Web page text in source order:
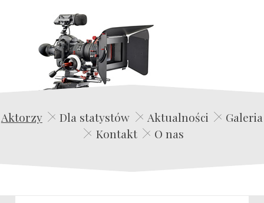
Edwin Film Agencja Aktorska
Aktorzy Dla statystów Aktualności
Galeria
Kontakt
O nas